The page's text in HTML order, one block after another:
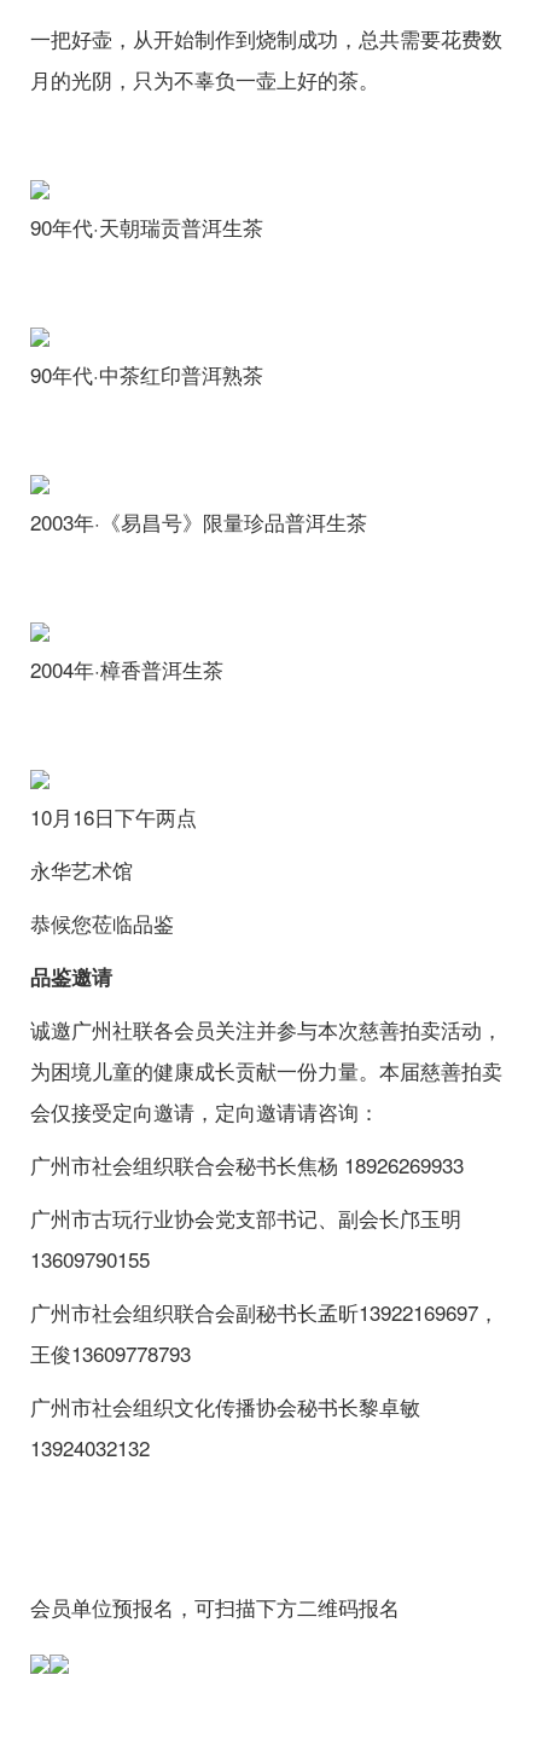
一把好壶，从开始制作到烧制成功，总共需要花费数
月的光阴，只为不辜负一壶上好的茶。
90年代·天朝瑞贡普洱生茶
90年代·中茶红印普洱熟茶
2003年·《易昌号》限量珍品普洱生茶
2004年·樟香普洱生茶
10月16日下午两点
永华艺术馆
恭候您莅临品鉴
品鉴邀请
诚邀广州社联各会员关注并参与本次慈善拍卖活动，
为困境儿童的健康成长贡献一份力量。本届慈善拍卖
会仅接受定向邀请，定向邀请请咨询：
广州市社会组织联合会秘书长焦杨 18926269933
广州市古玩行业协会党支部书记、副会长邝玉明
13609790155
广州市社会组织联合会副秘书长孟昕13922169697，
王俊13609778793
广州市社会组织文化传播协会秘书长黎卓敏
13924032132
会员单位预报名，可扫描下方二维码报名